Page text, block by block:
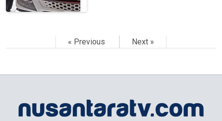
« Previous Next »